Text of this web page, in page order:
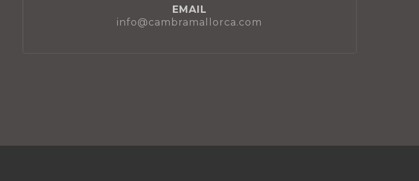
EMAIL
info@cambramallorca.com